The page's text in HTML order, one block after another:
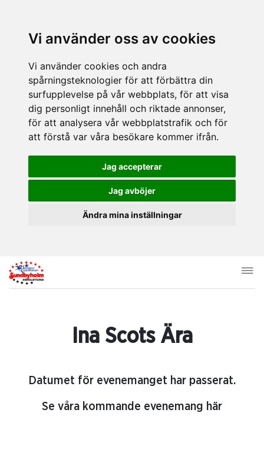
Vi använder oss av cookies
Vi använder cookies och andra
spårningsteknologier för att förbättra din
surfupplevelse på vår webbplats, för att visa
dig personligt innehåll och riktade annonser,
för att analysera vår webbplatstrafik och för
att förstå var våra besökare kommer ifrån.
Jag accepterar
Jag avböjer
Ändra mina inställningar
Ina Scots Ära
Datumet för evenemanget har passerat.
Se våra kommande evenemang här